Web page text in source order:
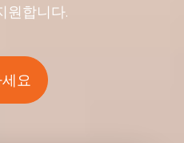
원합니다.
요